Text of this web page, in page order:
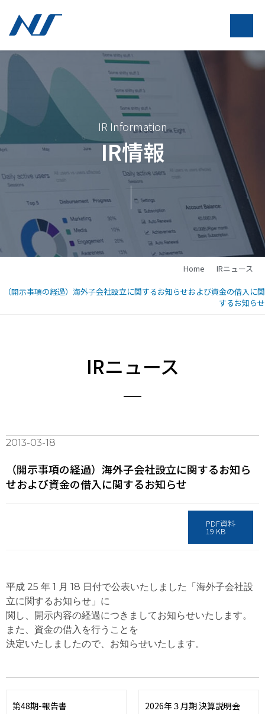
IR Information
IR情報
Home IRニュース
（開示事項の経過）海外子会社設立に関するお知らせおよび資金の借入に関
するお知らせ
IRニュース
2013-03-18
（開示事項の経過）海外子会社設立に関するお知ら
せおよび資金の借入に関するお知らせ
PDF資料
19 KB
平成 25 年 1 月 18 日付で公表いたしました「海外子会社設
立に関するお知らせ」に
関し、開示内容の経過につきましてお知らせいたします。
また、資金の借入を行うことを
決定いたしましたので、お知らせいたします。
第48期-報告書
2026年３月期 決算説明会